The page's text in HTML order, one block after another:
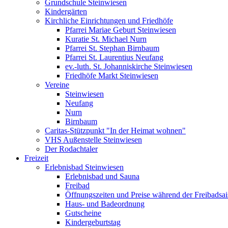
Grundschule Steinwiesen
Kindergärten
Kirchliche Einrichtungen und Friedhöfe
Pfarrei Mariae Geburt Steinwiesen
Kuratie St. Michael Nurn
Pfarrei St. Stephan Birnbaum
Pfarrei St. Laurentius Neufang
ev.-luth. St. Johanniskirche Steinwiesen
Friedhöfe Markt Steinwiesen
Vereine
Steinwiesen
Neufang
Nurn
Birnbaum
Caritas-Stützpunkt "In der Heimat wohnen"
VHS Außenstelle Steinwiesen
Der Rodachtaler
Freizeit
Erlebnisbad Steinwiesen
Erlebnisbad und Sauna
Freibad
Öffnungszeiten und Preise während der
Haus- und Badeordnung
Gutscheine
Kindergeburtstag